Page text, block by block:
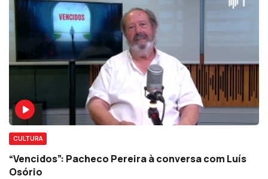
CULTURA
“Vencidos”: Pacheco Pereira à conversa com Luís
Osório